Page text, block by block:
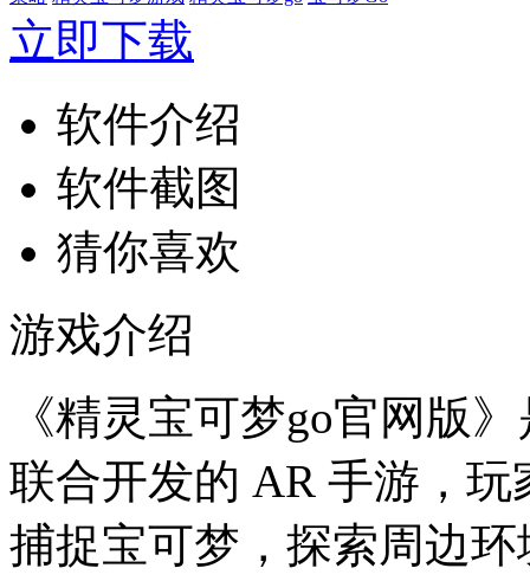
立即下载
软件介绍
软件截图
猜你喜欢
游戏介绍
《精灵宝可梦go官网版
联合开发的 AR 手游，
捕捉宝可梦，探索周边